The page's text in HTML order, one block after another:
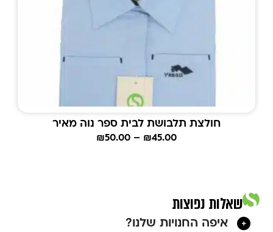
חולצת תלבושת לבית ספר נוה מאיר
₪45.00
–
₪50.00
שאלות נפוצות
איפה החנויות שלנו?